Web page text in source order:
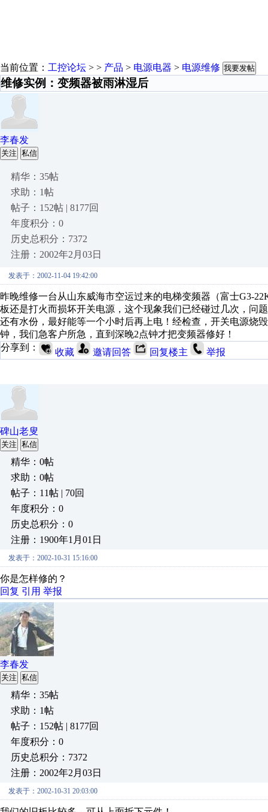
当前位置： 工控论坛 > > 产品 > 电源电器 > 电源维修 我要发帖
维修实例：变频器被雨淋湿后
李春发
关注 私信
精华：35帖
求助：1帖
帖子：152帖 | 8177回
年度积分：0
历史总积分：7372
注册：2002年2月03日
发表于：2002-11-04 19:42:00
昨晚维修一台从山东威海市空运过来的电梯变频器（富士G3-
板还是打火而损坏开关电源，这个现象我们已经碰过几次，问
还有水份，最好能等一个小时后再上电！经检查，开关电源烧
钟，我们急客户所急，直到深晚2点钟才把变频器修好！
分享到：
收藏 邀请回答 回复楼主 举报
碑山老叟
关注 私信
精华：0帖
求助：0帖
帖子：11帖 | 70回
年度积分：0
历史总积分：0
注册：1900年1月01日
发表于：2002-10-31 15:16:00
你是怎样修的？
回复 引用 举报
李春发
关注 私信
精华：35帖
求助：1帖
帖子：152帖 | 8177回
年度积分：0
历史总积分：7372
注册：2002年2月03日
发表于：2002-10-31 20:03:00